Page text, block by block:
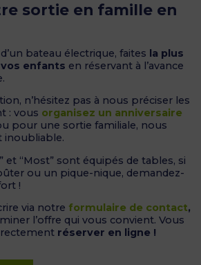
sortie en famille en
bateau électrique, faites la plus
enfants en réservant à l’avance
n’hésitez pas à nous préciser les
: vous organisez un anniversaire
pour une sortie familiale, nous
inoubliable.
et “Most” sont équipés de tables, si
ou un pique-nique, demandez-
!
via notre formulaire de contact,
l’offre qui vous convient. Vous
réserver en ligne !